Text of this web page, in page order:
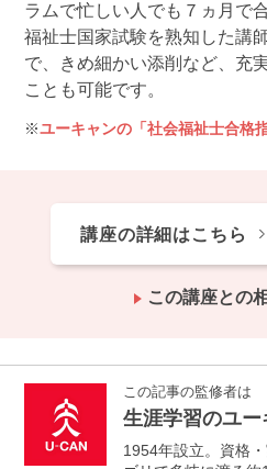
ラムで忙しい人でも７ヵ月で
福祉士国家試験を熟知した講
で、きめ細かい添削など、充
ことも可能です。
ユーキャンの「社会福祉士合格
講座の詳細はこちら
この講座との
この記事の監修者は
生涯学習のユー
1954年設立。資格